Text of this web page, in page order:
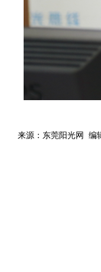
来源：东莞阳光网 编